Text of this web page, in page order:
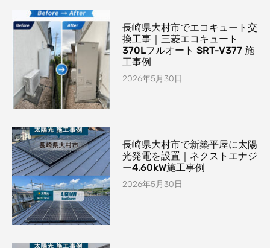
長崎県大村市でエコキュート交
換工事｜三菱エコキュート
370Lフルオート SRT-V377 施
工事例
2026年5月30日
長崎県大村市で新築平屋に太陽
光発電を設置｜ネクストエナジ
ー4.60kW施工事例
2026年5月30日